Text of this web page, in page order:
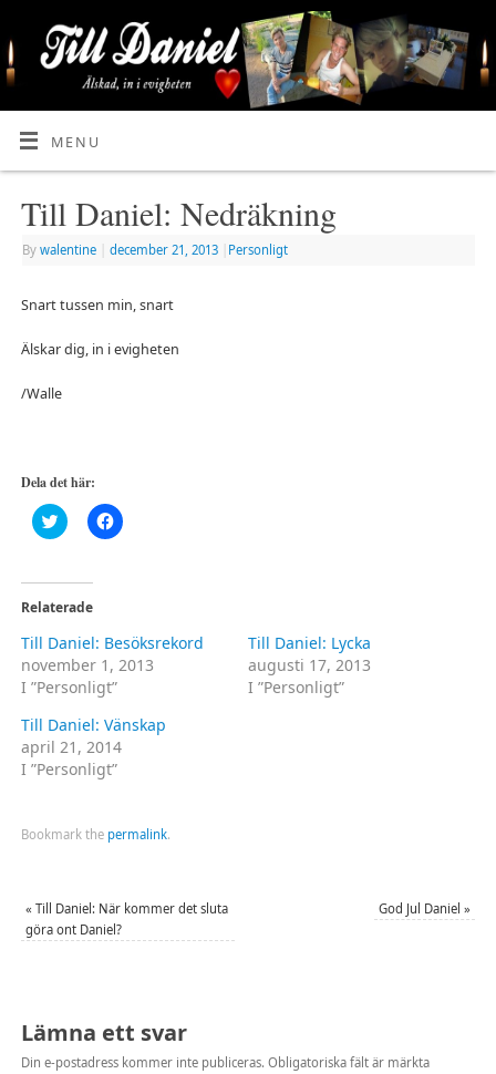
MENU
Till Daniel: Nedräkning
By walentine december 21, 2013 Personligt
Snart tussen min, snart
Älskar dig, in i evigheten
/Walle
Dela det här:
Klicka
för
Twitter
(Öppnas
i
nytt
fönster)
Klicka
för
ett
nytt
fönster)
Relaterade
Till Daniel: Besöksrekord
november 1, 2013
I ”Personligt”
Till Daniel: Lycka
augusti 17, 2013
I ”Personligt”
Till Daniel: Vänskap
april 21, 2014
I ”Personligt”
Bookmark the permalink.
« Till Daniel: När kommer det sluta
göra ont Daniel?
God Jul Daniel»
Lämna ett svar
Din e-postadress kommer inte publiceras. Obligatoriska fält är märkta